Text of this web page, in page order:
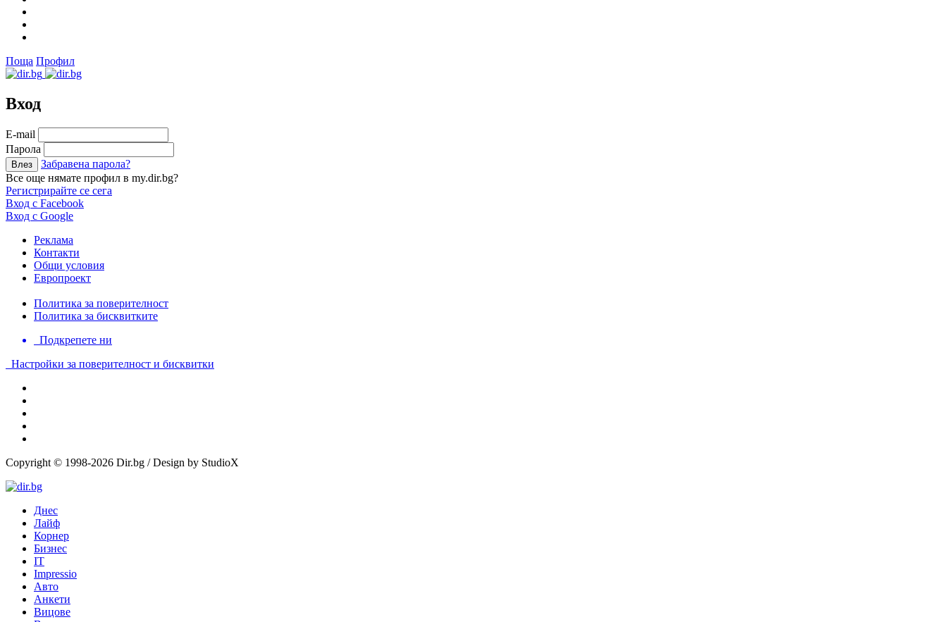
Поща Профил
Вход
Е-mail
Парола
Забравена парола?
Все още нямате профил в my.dir.bg?
Регистрирайте се сега
Вход с Facebook
Вход с Google
Реклама
Контакти
Общи условия
Европроект
Политика за поверителност
Политика за бисквитките
Подкрепете ни
Настройки за поверителност и бисквитки
Copyright © 1998-2026 Dir.bg / Design by StudioX
Днес
Лайф
Корнер
Бизнес
IT
Impressio
Авто
Анкети
Вицове